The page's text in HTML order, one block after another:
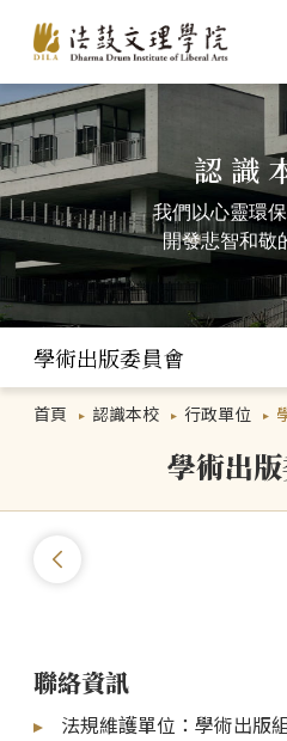
認識
我們以心靈環
開發悲智和敬
學術出版委員會
首頁 認識本校 行政單位
學術出
聯絡資訊
法規維護單位：學術出版